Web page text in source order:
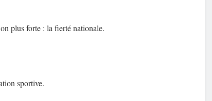
plus forte : la fierté nationale.
sportive.